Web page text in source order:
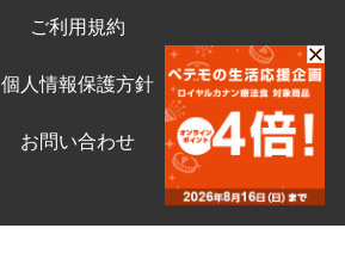
ご利用規約
個人情報保護方針
お問い合わせ